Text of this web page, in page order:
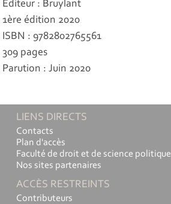
Editeur : Bruylant
1ère édition 2020
ISBN : 9782802765561
309 pages
Parution : Juin 2020
LIENS DIRECTS
Contacts
Plan d'accès
Faculté de droit et de science politique
Nos sites partenaires
ACCÈS RESTREINTS
Contributeurs